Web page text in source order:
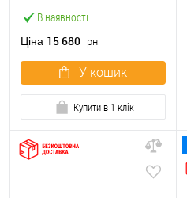
В наявності
точковий вверх-вниз
Ціна 15 680 грн.
У кошик
Купити в 1 клік